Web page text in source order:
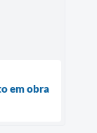
em obra